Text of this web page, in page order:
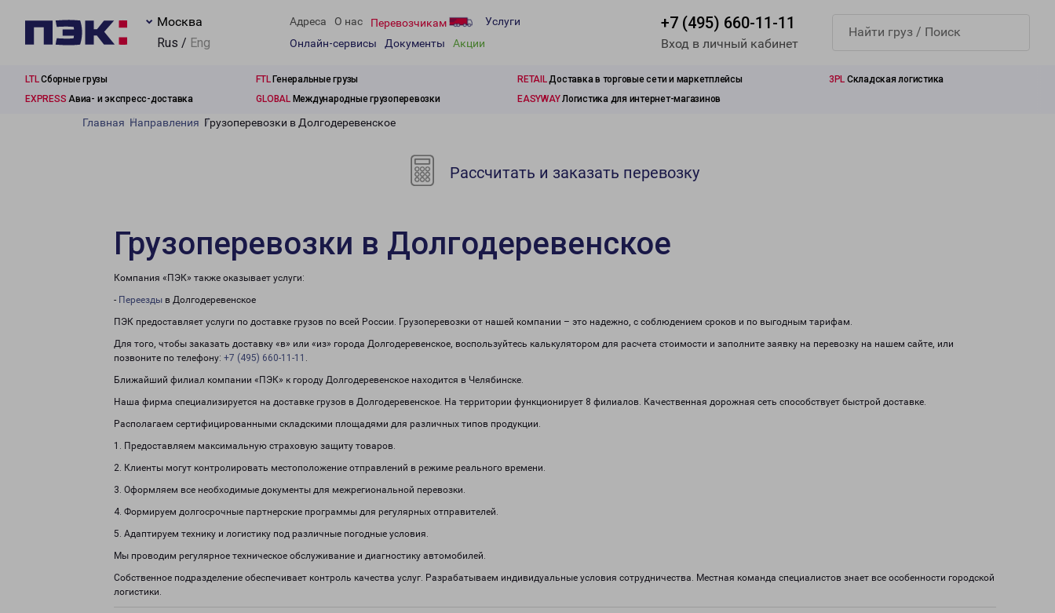
Москва
Rus / Eng
Адреса О нас Перевозчикам
Услуги
Онлайн-сервисы
Документы Акции
+7 (495) 660-11-11
Вход в личный кабинет
LTLСборные грузы FTLГенеральные грузы RETAILДоставка в торговые сети и маркетплейсы 3PL Складская логистика
EXPRESS Авиа- и экспресс-доставка GLOBALМеждународные грузоперевозки EASYWAYЛогистика для интернет-магазинов
Главная Направления Грузоперевозки в Долгодеревенское
Рассчитать и заказать перевозку
Грузоперевозки в Долгодеревенское
Компания «ПЭК» также оказывает услуги:
- Переезды в Долгодеревенское
ПЭК предоставляет услуги по доставке грузов по всей России. Грузоперевозки от нашей компании – это надежно, с соблюдением сроков и по выгодным тарифам.
Для того, чтобы заказать доставку «в» или «из» города Долгодеревенское, воспользуйтесь калькулятором для расчета стоимости и заполните заявку на перевозку на нашем сайте, или
позвоните по телефону: +7 (495) 660-11-11 .
Ближайший филиал компании «ПЭК» к городу Долгодеревенское находится в Челябинске.
Наша фирма специализируется на доставке грузов в Долгодеревенское. На территории функционирует 8 филиалов. Качественная дорожная сеть способствует быстрой доставке.
Располагаем сертифицированными складскими площадями для различных типов продукции.
1. Предоставляем максимальную страховую защиту товаров.
2. Клиенты могут контролировать местоположение отправлений в режиме реального времени.
3. Оформляем все необходимые документы для межрегиональной перевозки.
4. Формируем долгосрочные партнерские программы для регулярных отправителей.
5. Адаптируем технику и логистику под различные погодные условия.
Мы проводим регулярное техническое обслуживание и диагностику автомобилей.
Собственное подразделение обеспечивает контроль качества услуг. Разрабатываем индивидуальные условия сотрудничества. Местная команда специалистов знает все особенности городской
логистики.